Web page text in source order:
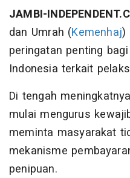
JAMBI-
dan Umrah (Kemenhaj)
peringatan penting
Indonesia terkait
Di tengah
mulai mengurus
meminta masyarakat
mekanisme
penipuan.